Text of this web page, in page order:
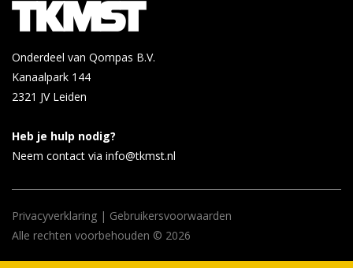
Onderdeel van Qompas B.V.
Kanaalpark 144
2321 JV Leiden
Heb je hulp nodig?
Neem contact via info@tkmst.nl
Privacyverklaring | Gebruikersvoorwaarden
Alle rechten voorbehouden © 2026